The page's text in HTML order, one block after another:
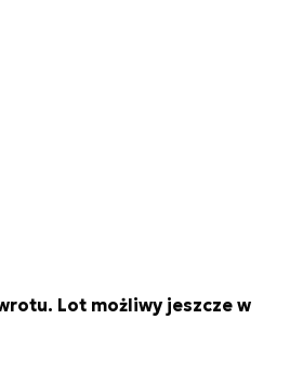
Lot możliwy jeszcze w